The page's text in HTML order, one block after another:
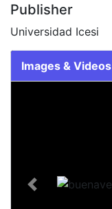
Publisher
Universidad Icesi
Images & Videos
Previous